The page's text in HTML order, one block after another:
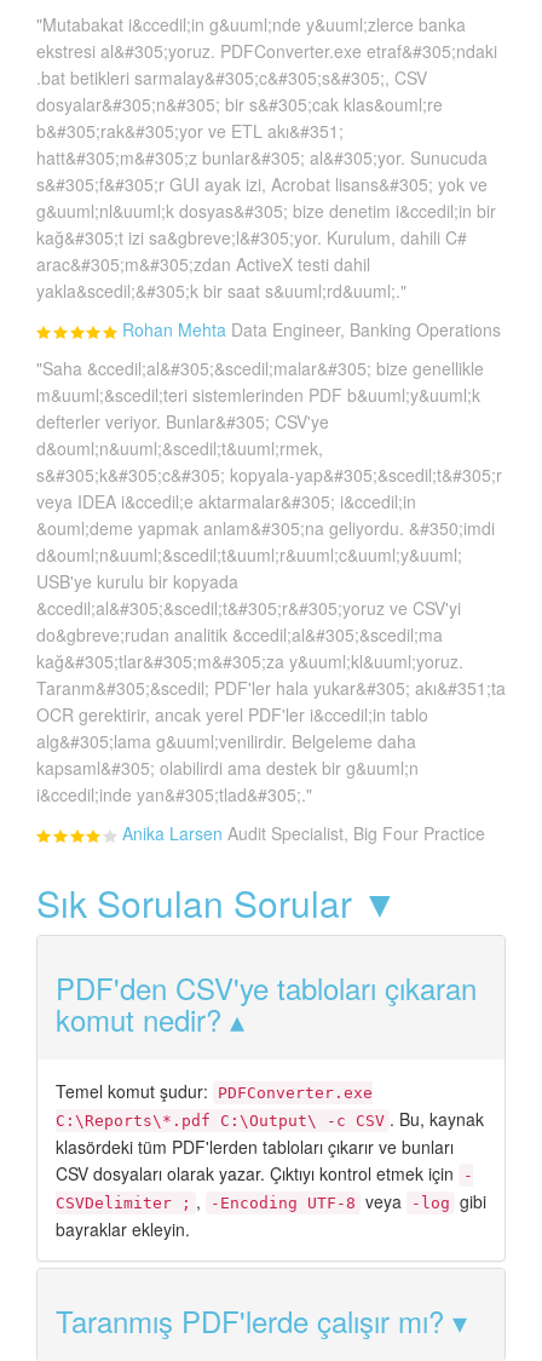
"Mutabakat i&ccedil;in g&uuml;nde y&uuml;zlerce banka
ekstresi al&#305;yoruz. PDFConverter.exe etraf&#305;ndaki
.bat betikleri sarmalay&#305;c&#305;s&#305;, CSV
dosyalar&#305;n&#305; bir s&#305;cak klas&ouml;re
b&#305;rak&#305;yor ve ETL akı&#351;
hatt&#305;m&#305;z bunlar&#305; al&#305;yor. Sunucuda
s&#305;f&#305;r GUI ayak izi, Acrobat lisans&#305; yok ve
g&uuml;nl&uuml;k dosyas&#305; bize denetim i&ccedil;in bir
kağ&#305;t izi sa&gbreve;l&#305;yor. Kurulum, dahili C#
arac&#305;m&#305;zdan ActiveX testi dahil
yakla&scedil;&#305;k bir saat s&uuml;rd&uuml;."
Rohan Mehta Data Engineer, Banking Operations
"Saha &ccedil;al&#305;&scedil;malar&#305; bize genellikle
m&uuml;&scedil;teri sistemlerinden PDF b&uuml;y&uuml;k
defterler veriyor. Bunlar&#305; CSV'ye
d&ouml;n&uuml;&scedil;t&uuml;rmek,
s&#305;k&#305;c&#305; kopyala-yap&#305;&scedil;t&#305;r
veya IDEA i&ccedil;e aktarmalar&#305; i&ccedil;in
&ouml;deme yapmak anlam&#305;na geliyordu. &#350;imdi
d&ouml;n&uuml;&scedil;t&uuml;r&uuml;c&uuml;y&uuml;
USB'ye kurulu bir kopyada
&ccedil;al&#305;&scedil;t&#305;r&#305;yoruz ve CSV'yi
do&gbreve;rudan analitik &ccedil;al&#305;&scedil;ma
kağ&#305;tlar&#305;m&#305;za y&uuml;kl&uuml;yoruz.
Taranm&#305;&scedil; PDF'ler hala yukar&#305; akı&#351;ta
OCR gerektirir, ancak yerel PDF'ler i&ccedil;in tablo
alg&#305;lama g&uuml;venilirdir. Belgeleme daha
kapsaml&#305; olabilirdi ama destek bir g&uuml;n
i&ccedil;inde yan&#305;tlad&#305;."
Anika Larsen Audit Specialist, Big Four Practice
Sık Sorulan Sorular ▼
PDF'den CSV'ye tabloları çıkaran
komut nedir?
Temel komut şudur:
PDFConverter.exe
C:\Reports\*.pdf C:\Output\ -c CSV . Bu, kaynak
klasördeki tüm PDF'lerden tabloları çıkarır ve bunları
CSV dosyaları olarak yazar. Çıktıyı kontrol etmek için
-
CSVDelimiter ; , -Encoding UTF-8 veya -log gibi
bayraklar ekleyin.
Taranmış PDF'lerde çalışır mı?